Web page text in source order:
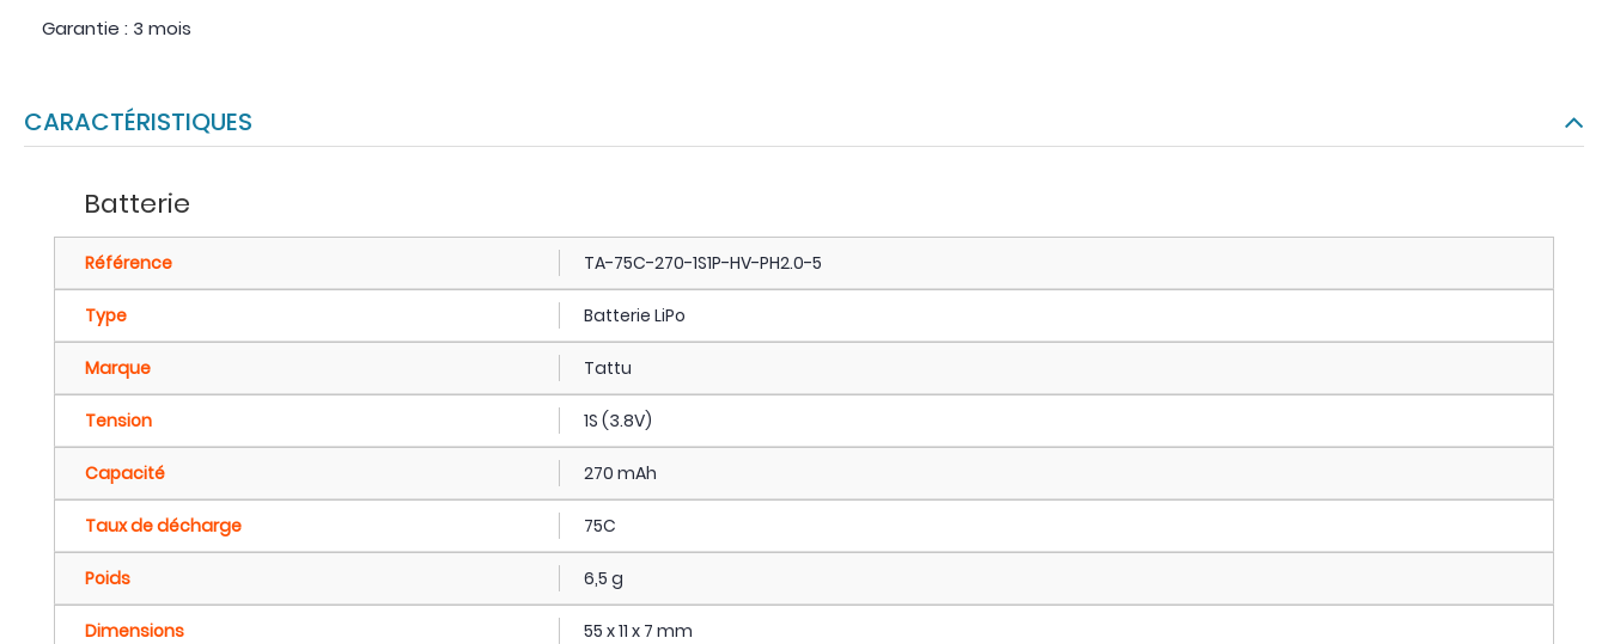
Garantie : 3 mois
CARACTÉRISTIQUES
Batterie
Référence TA-75C-270-1S1P-HV-PH2.0-5
Type Batterie LiPo
Marque Tattu
Tension 1S (3.8V)
Capacité 270 mAh
Taux de décharge 75C
Poids 6,5 g
Dimensions 55 x 11 x 7 mm